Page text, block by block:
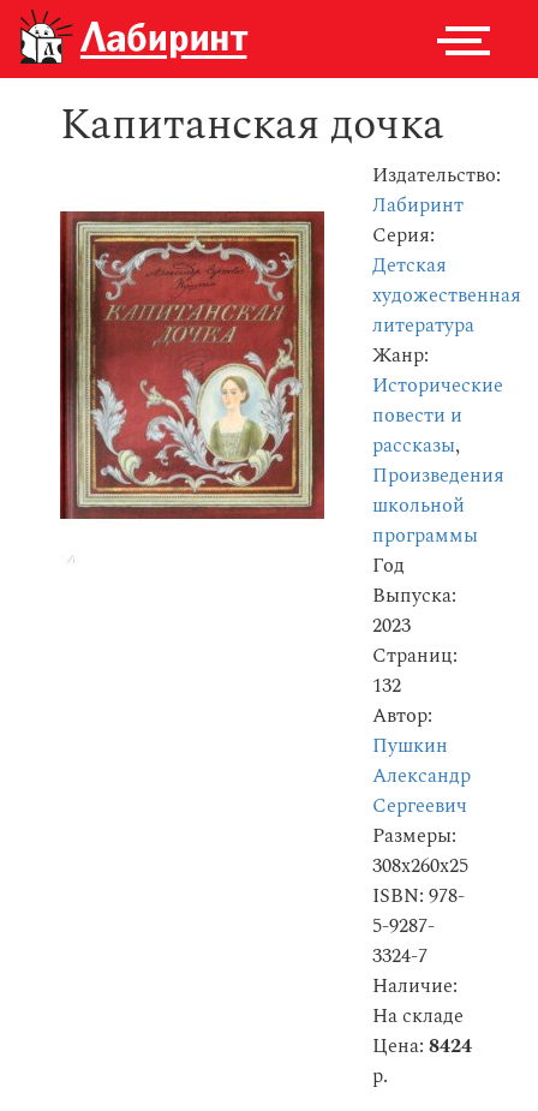
Капитанская дочка
Издательство:
Лабиринт
Серия:
Детская
художественная
литература
Жанр:
Исторические
повести и
рассказы,
Произведения
школьной
программы
Год
Выпуска:
2023
Страниц:
132
Автор:
Пушкин
Александр
Сергеевич
Размеры:
308x260x25
ISBN: 978-
5-9287-
3324-7
Наличие:
На складе
Цена: 8424
р.